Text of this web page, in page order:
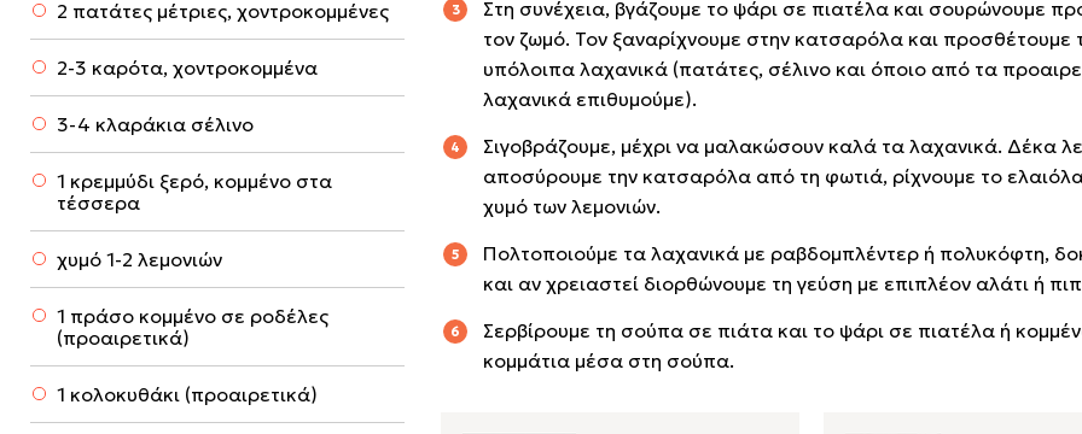
2 πατάτες μέτριες, χοντροκομμένες
2-3 καρότα, χοντροκομμένα
3-4 κλαράκια σέλινο
1 κρεμμύδι ξερό, κομμένο στα
τέσσερα
χυμό 1-2 λεμονιών
1 πράσο κομμένο σε ροδέλες
(προαιρετικά)
1 κολοκυθάκι (προαιρετικά)
Στη συνέχεια, βγάζουμε το ψάρι σε πιατέλα και σουρώνουμε
τον ζωμό. Τον ξαναρίχνουμε στην κατσαρόλα και προσθέτουμε
υπόλοιπα λαχανικά (πατάτες, σέλινο και όποιο από τα
λαχανικά επιθυμούμε).
Σιγοβράζουμε, μέχρι να μαλακώσουν καλά τα λαχανικά. Δέκα
αποσύρουμε την κατσαρόλα από τη φωτιά, ρίχνουμε το
χυμό των λεμονιών.
Πολτοποιούμε τα λαχανικά με ραβδομπλέντερ ή πολυκόφτη,
και αν χρειαστεί διορθώνουμε τη γεύση με επιπλέον αλάτι ή
Σερβίρουμε τη σούπα σε πιάτα και το ψάρι σε πιατέλα ή
κομμάτια μέσα στη σούπα.